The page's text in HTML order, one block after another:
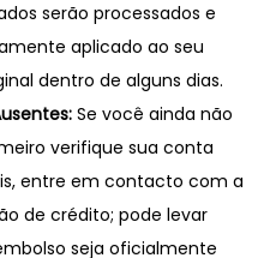
serão processados e
aplicado ao seu
dentro de alguns dias.
Se você ainda não
verifique sua conta
entre em contacto com a
de crédito; pode levar
seja oficialmente